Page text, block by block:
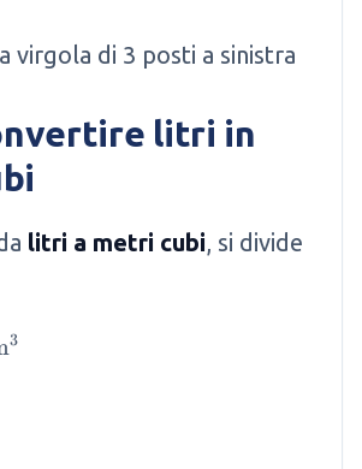
virgola di 3 posti a sinistra
litri in
litri a metri cubi, si divide
1000 = \mathrm{m}^3
3